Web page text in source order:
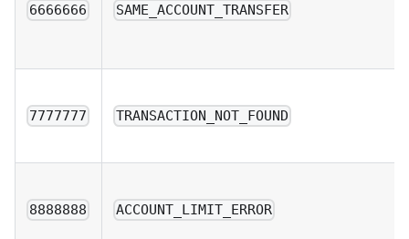
6666666 SAME_ACCOUNT_TRANSFER
7777777 TRANSACTION_NOT_FOUND
8888888 ACCOUNT_LIMIT_ERROR